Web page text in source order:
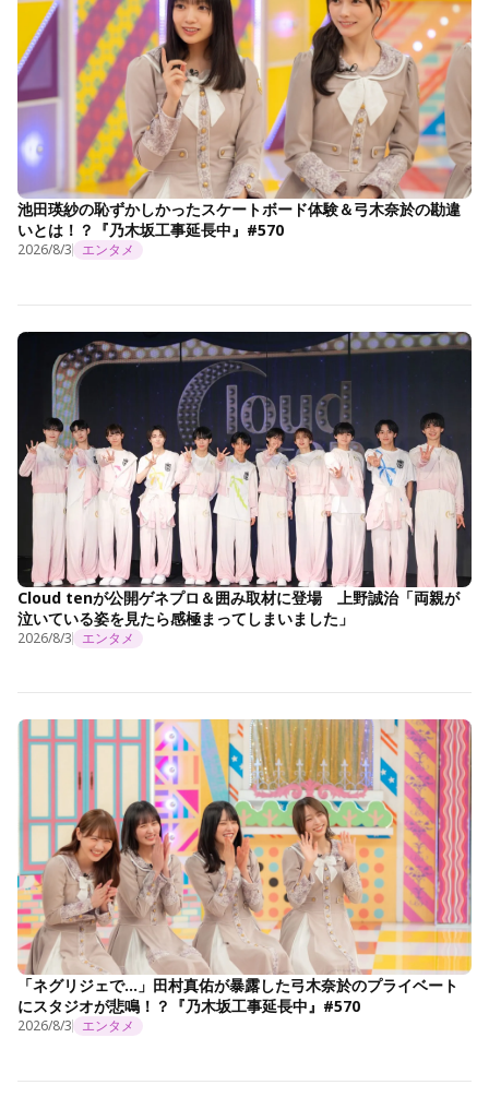
池田瑛紗の恥ずかしかったスケートボード体験＆弓木奈於の勘違
いとは！？『乃木坂工事延長中』#570
2026/8/3 エンタメ
Cloud tenが公開ゲネプロ＆囲み取材に登場 上野誠治「両親が
泣いている姿を見たら感極まってしまいました」
2026/8/3 エンタメ
「ネグリジェで…」田村真佑が暴露した弓木奈於のプライベート
にスタジオが悲鳴！？『乃木坂工事延長中』#570
2026/8/3 エンタメ